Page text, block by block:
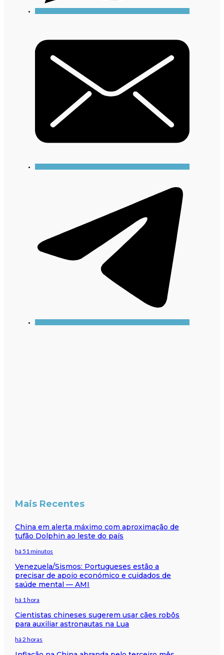
Mais Recentes
China em alerta máximo com aproximação de
tufão Dolphin ao leste do país
há 51 minutos
Venezuela/Sismos: Portugueses estão a
precisar de apoio económico e cuidados de
saúde mental — AMI
há 1 hora
Cientistas chineses sugerem usar cães robôs
para auxiliar astronautas na Lua
há 2 horas